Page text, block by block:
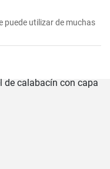
puede utilizar de muchas